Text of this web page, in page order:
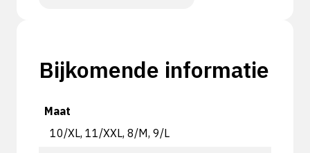
Bijkomende informatie
Maat
10/XL, 11/XXL, 8/M, 9/L